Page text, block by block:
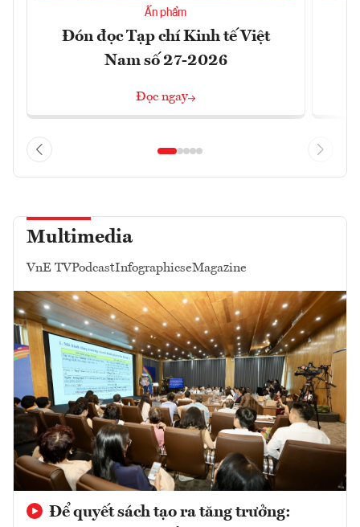
Ấn phẩm
Đón đọc Tạp chí Kinh tế Việt
Nam số 27-2026
Đọc ngay
Multimedia
VnE TVPodcastInfographicseMagazine
Để quyết sách tạo ra tăng trưởng: